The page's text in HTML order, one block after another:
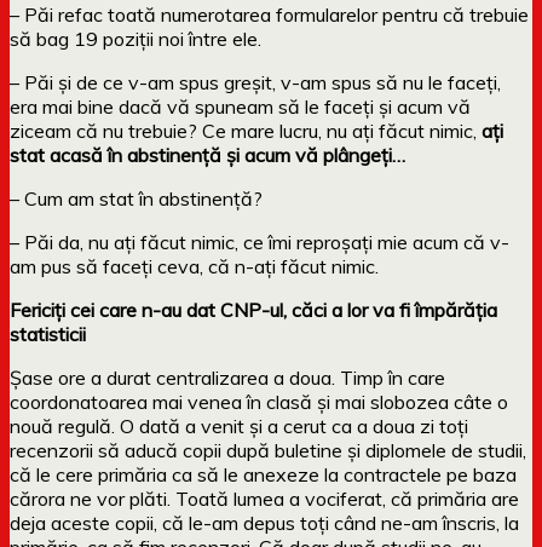
– Păi refac toată numerotarea formularelor pentru că trebuie
să bag 19 poziții noi între ele.
– Păi și de ce v-am spus greșit, v-am spus să nu le faceți,
era mai bine dacă vă spuneam să le faceți și acum vă
ziceam că nu trebuie? Ce mare lucru, nu ați făcut nimic, ați
stat acasă în abstinență și acum vă plângeți…
– Cum am stat în abstinență?
– Păi da, nu ați făcut nimic, ce îmi reproșați mie acum că v-
am pus să faceți ceva, că n-ați făcut nimic.
Fericiți cei care n-au dat CNP-ul, căci a lor va fi împărăția
statisticii
Șase ore a durat centralizarea a doua. Timp în care
coordonatoarea mai venea în clasă și mai slobozea câte o
nouă regulă. O dată a venit și a cerut ca a doua zi toți
recenzorii să aducă copii după buletine și diplomele de studii,
că le cere primăria ca să le anexeze la contractele pe baza
cărora ne vor plăti. Toată lumea a vociferat, că primăria are
deja aceste copii, că le-am depus toți când ne-am înscris, la